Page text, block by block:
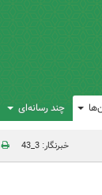
چند رسانه‌ای
خبرنگار: 3_43